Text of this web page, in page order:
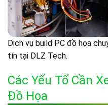
Dịch vụ build PC đồ họa
tín tại DLZ Tech.
Các Yếu Tố Cần
Đồ Họa